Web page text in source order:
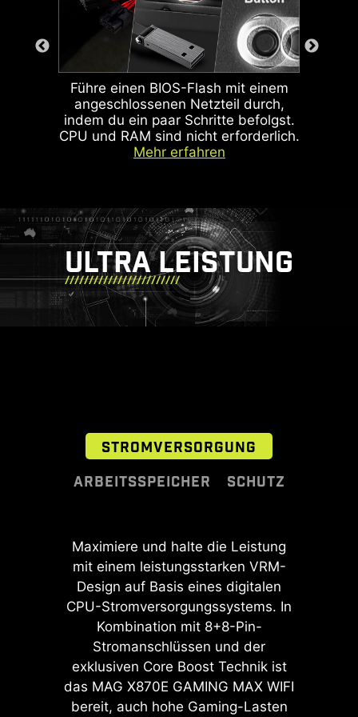
Führe einen BIOS-Flash mit einem
angeschlossenen Netzteil durch,
indem du ein paar Schritte befolgst.
CPU und RAM sind nicht erforderlich.
Mehr erfahren
DOPPELTER ESD-
SCHUTZ
Aufbauprozess vereinfacht und
optimiert wird.
ARGB-HEADER
LÜFTER-HEADER
Der MSI Driver Utility Installer
erkennt automatisch passende
einfacher und übersichtlicher
verlegen lassen.
M.2-SIGNALQUELLE
IDENTIFIZIEREN
USB-GESCHWINDIGKEIT
ULTRA LEISTUNG
STROMVERSORGUNG
ARBEITSSPEICHER
SCHUTZ
Maximiere und halte die Leistung
mit einem leistungsstarken VRM-
Design auf Basis eines digitalen
CPU-Stromversorgungssystems. In
Kombination mit 8+8-Pin-
Stromanschlüssen und der
exklusiven Core Boost Technik ist
das MAG X870E GAMING MAX WIFI
bereit, auch hohe Gaming-Lasten
Ein großer Schritt in der DDR-
Leistungssteigerung mit dem
neuesten DDR5-Arbeitsspeicher. In
Kombination mit einem speziellen
SMT-Lötverfahren und der MSI
Memory Boost Technik ist das MAG
X870E GAMING MAX WIFI bereit,
erstklassige Speicherleistung zu
liefern.
Transient Voltage Suppressors
(TVS) sind
Sicherheitsvorrichtungen, die zum
Schutz vor zu hoher Spannung
eingesetzt werden. Alle
Mainboard-Modelle von MSI sind
mit TVS ausgestattet. Bei einem
ungewöhnlichen Spannungsanstieg
schaltet der TVS von einem